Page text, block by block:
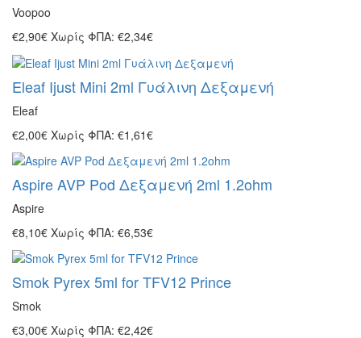
Voopoo
€2,90€ Χωρίς ΦΠΑ: €2,34€
Eleaf Ijust Mini 2ml Γυάλινη Δεξαμενή
Eleaf
€2,00€ Χωρίς ΦΠΑ: €1,61€
Aspire AVP Pod Δεξαμενή 2ml 1.2ohm
Aspire
€8,10€ Χωρίς ΦΠΑ: €6,53€
Smok Pyrex 5ml for TFV12 Prince
Smok
€3,00€ Χωρίς ΦΠΑ: €2,42€